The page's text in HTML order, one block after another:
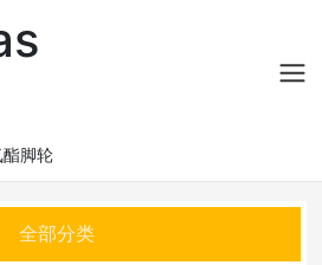
脚轮
全部分类